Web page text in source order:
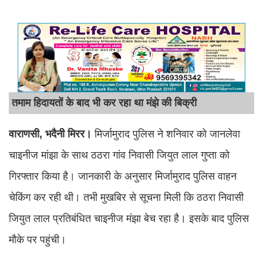
तमाम हिदायतों के बाद भी कर रहा था मंझे की बिक्री
वाराणसी, भदैनी मिरर। मिर्जामुराद पुलिस ने शनिवार को जानलेवा
चाइनीज मांझा के साथ ठठरा गांव निवासी जियुत लाल गुप्ता को
गिरफ्तार किया है। जानकारी के अनुसार मिर्जामुराद पुलिस वाहन
चेकिंग कर रही थी। तभी मुखबिर से सूचना मिली कि ठठरा निवासी
जियुत लाल प्रतिबंधित चाइनीज मंझा बेच रहा है। इसके बाद पुलिस
मौके पर पहुंची।